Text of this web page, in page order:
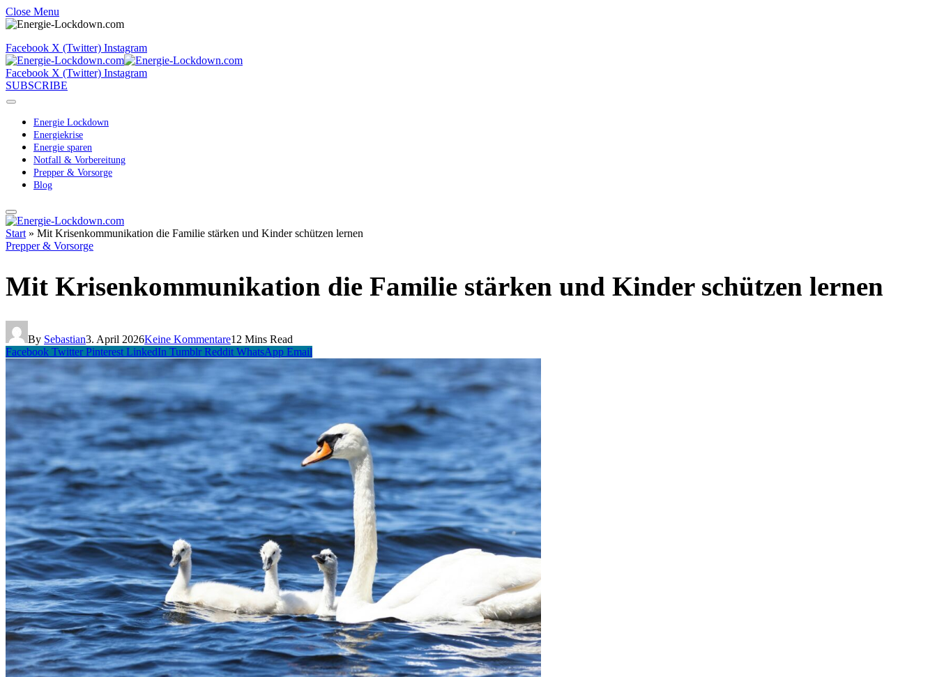
Close Menu
Facebook X (Twitter) Instagram
Facebook X (Twitter) Instagram
SUBSCRIBE
Energie Lockdown
Energiekrise
Energie sparen
Notfall & Vorbereitung
Prepper & Vorsorge
Blog
Start » Mit Krisenkommunikation die Familie stärken und Kinder schützen lernen
Prepper & Vorsorge
Mit Krisenkommunikation die Familie stärken und Kinder schützen lernen
By Sebastian3. April 2026Keine Kommentare12 Mins Read
Facebook Twitter Pinterest LinkedIn Tumblr Reddit WhatsApp Email